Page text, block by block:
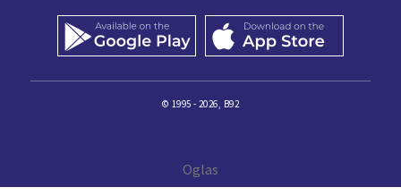
© 1995 - 2026, B92